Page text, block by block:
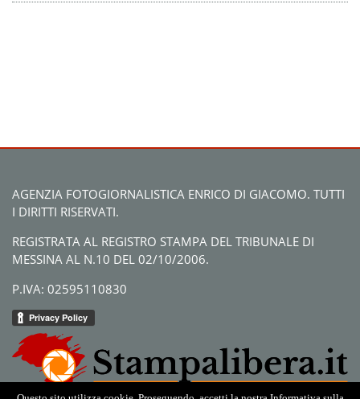
AGENZIA FOTOGIORNALISTICA ENRICO DI GIACOMO. TUTTI
I DIRITTI RISERVATI.
REGISTRATA AL REGISTRO STAMPA DEL TRIBUNALE DI
MESSINA AL N.10 DEL 02/10/2006.
P.IVA: 02595110830